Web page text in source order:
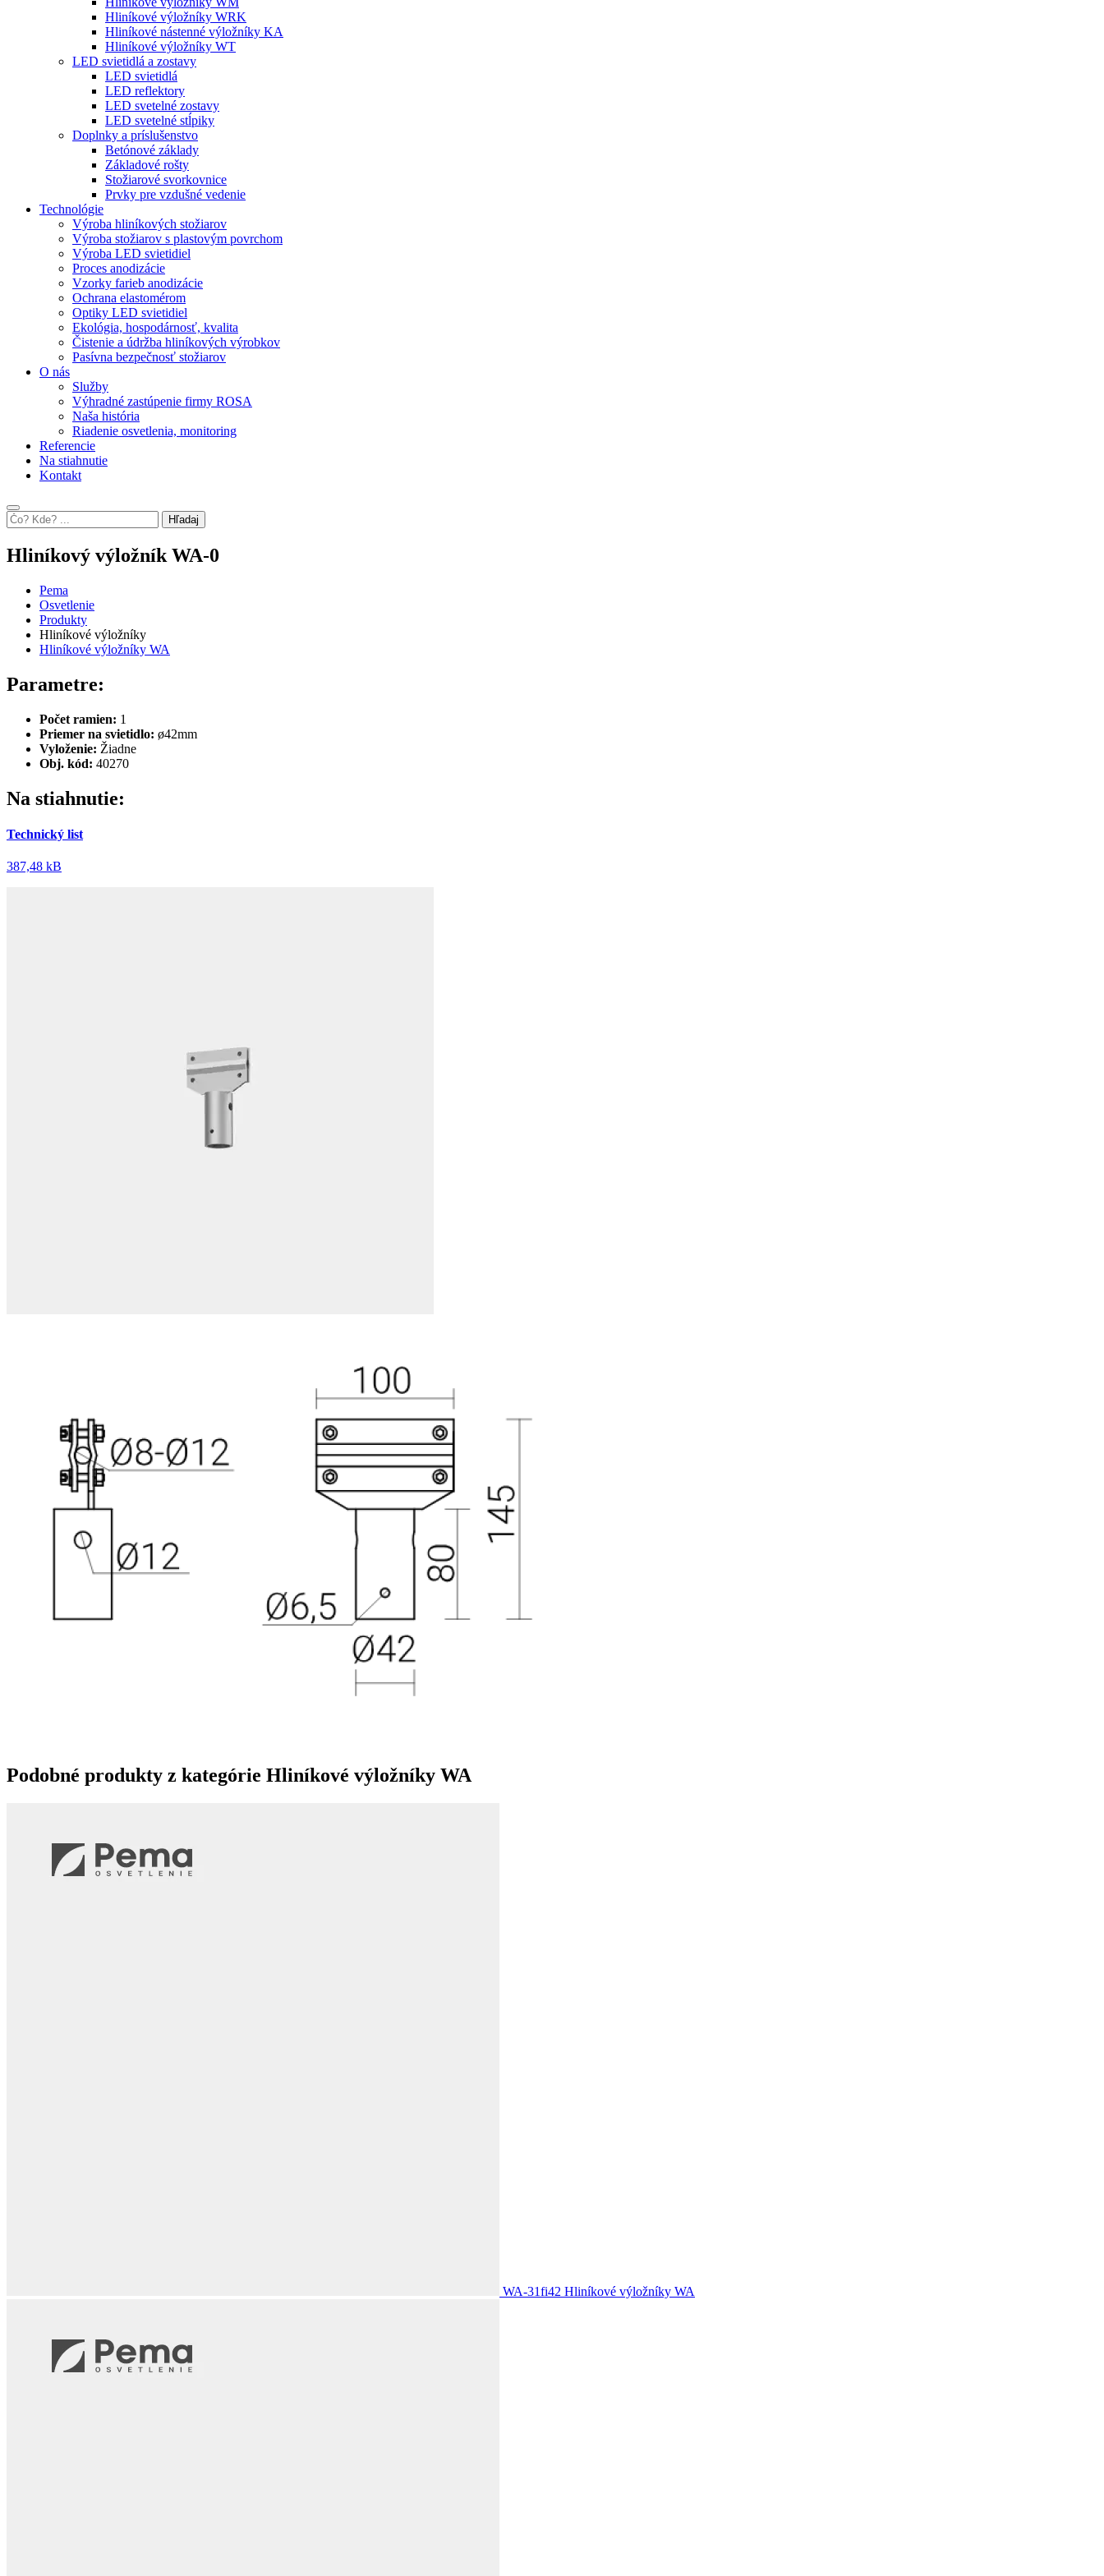
Hliníkové výložníky WRK
Hliníkové nástenné výložníky KA
Hliníkové výložníky WT
LED svietidlá a zostavy
LED svietidlá
LED reflektory
LED svetelné zostavy
LED svetelné stĺpiky
Doplnky a príslušenstvo
Betónové základy
Základové rošty
Stožiarové svorkovnice
Prvky pre vzdušné vedenie
Technológie
Výroba hliníkových stožiarov
Výroba stožiarov s plastovým povrchom
Výroba LED svietidiel
Proces anodizácie
Vzorky farieb anodizácie
Ochrana elastomérom
Optiky LED svietidiel
Ekológia, hospodárnosť, kvalita
Čistenie a údržba hliníkových výrobkov
Pasívna bezpečnosť stožiarov
O nás
Služby
Výhradné zastúpenie firmy ROSA
Naša história
Riadenie osvetlenia, monitoring
Referencie
Na stiahnutie
Kontakt
Hľadaj
Hliníkový výložník WA-0
Pema
Osvetlenie
Produkty
Hliníkové výložníky
Hliníkové výložníky WA
Parametre:
Počet ramien: 1
Priemer na svietidlo: ø42mm
Vyloženie: Žiadne
Obj. kód: 40270
Na stiahnutie:
Technický list
387,48 kB
Podobné produkty z kategórie Hliníkové výložníky WA
WA-31fi42 Hliníkové výložníky WA